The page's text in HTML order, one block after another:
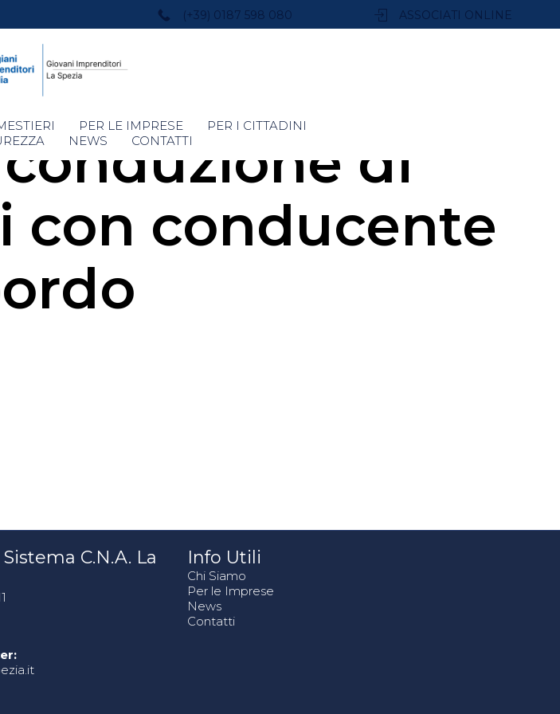
(+39) 0187 598 080 ASSOCIATI ONLINE
Skip
to
PER LE IMPRESE
PER I CITTADINI
NEWS CONTATTI
di
con conducente
C.N.A. La
Info Utili
Chi Siamo
Per le Imprese
News
Contatti